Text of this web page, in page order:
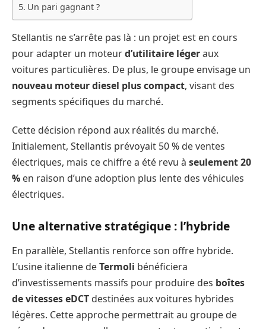
Un pari gagnant ?
Stellantis ne s’arrête pas là : un projet est en cours
pour adapter un moteurd’utilitaire légeraux
voitures particulières. De plus, le groupe envisage un
nouveau moteur diesel plus compact, visant des
segments spécifiques du marché.
Cette décision répond aux réalités du marché.
Initialement, Stellantis prévoyait 50 % de ventes
électriques, mais ce chiffre a été revu à seulement 20
% en raison d’une adoption plus lente des véhicules
électriques.
Une alternative stratégique : l’hybride
En parallèle, Stellantis renforce son offre hybride.
L’usine italienne deTermoli bénéficiera
d’investissements massifs pour produire des boîtes
de vitesses eDCT destinées aux voitures hybrides
légères. Cette approche permettrait au groupe de